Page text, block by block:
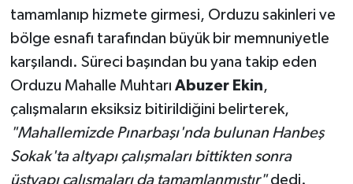
tamamlanıp hizmete girmesi, Orduzu sakinleri ve
bölge esnafı tarafından büyük bir memnuniyetle
karşılandı. Süreci başından bu yana takip eden
Orduzu Mahalle Muhtarı Abuzer Ekin,
çalışmaların eksiksiz bitirildiğini belirterek,
"Mahallemizde Pınarbaşı'nda bulunan Hanbeş
Sokak'ta altyapı çalışmaları bittikten sonra
üstyapı çalışmaları da tamamlanmıştır"dedi.